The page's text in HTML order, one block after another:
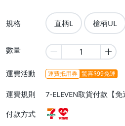
規格 直柄L 槍柄UL
數量
運費活動 運費抵用券 驚喜$99免運
運費規則
7-ELEVEN取貨付款【
貨付款【免運費】
付款方式